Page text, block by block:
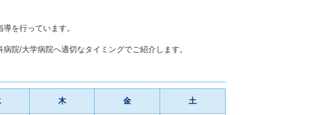
を行っています。
院/大学病院へ適切なタイミングでご紹介します。
木 金 土